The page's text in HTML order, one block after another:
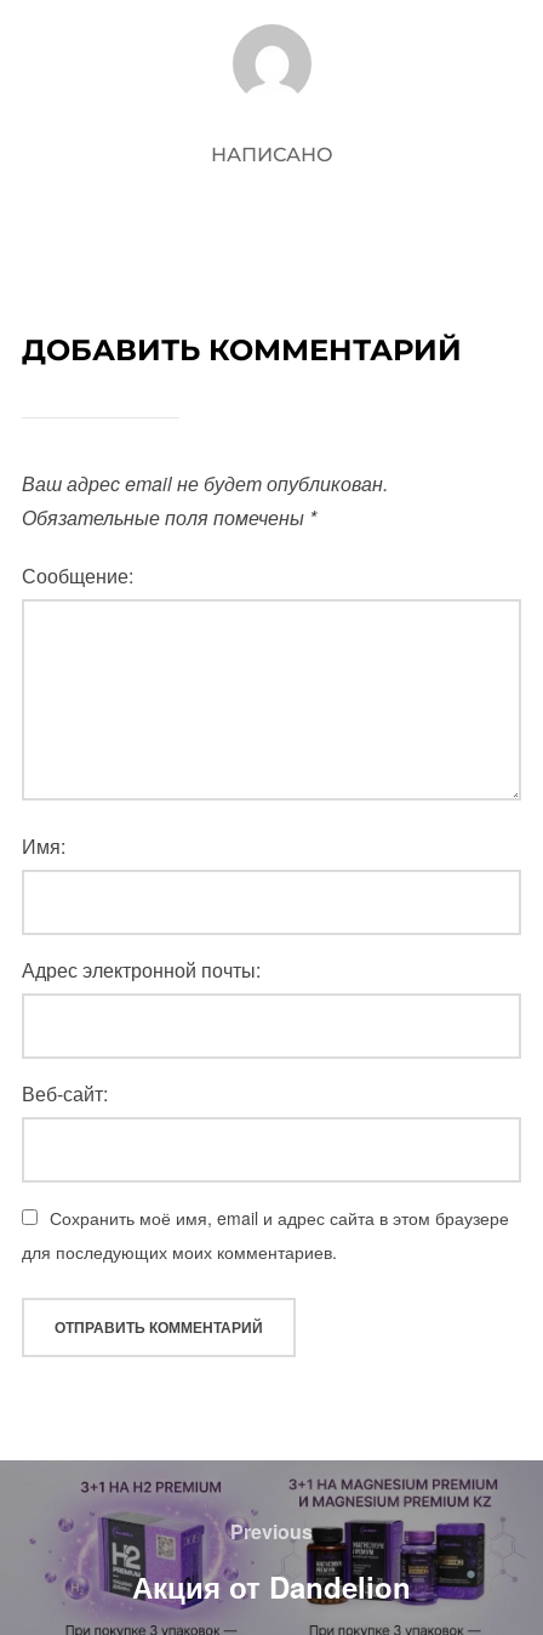
АВТОР ЗАПИСИ
НАПИСАНО
ДОБАВИТЬ КОММЕНТАРИЙ
Ваш адрес email не будет опубликован.
Обязательные поля помечены *
Сообщение:
Имя:
Адрес электронной почты:
Веб-сайт:
Сохранить моё имя, email и адрес сайта в этом браузере
для последующих моих комментариев.
Навигация
записям
Previous
Previous
Акция от Dandelion